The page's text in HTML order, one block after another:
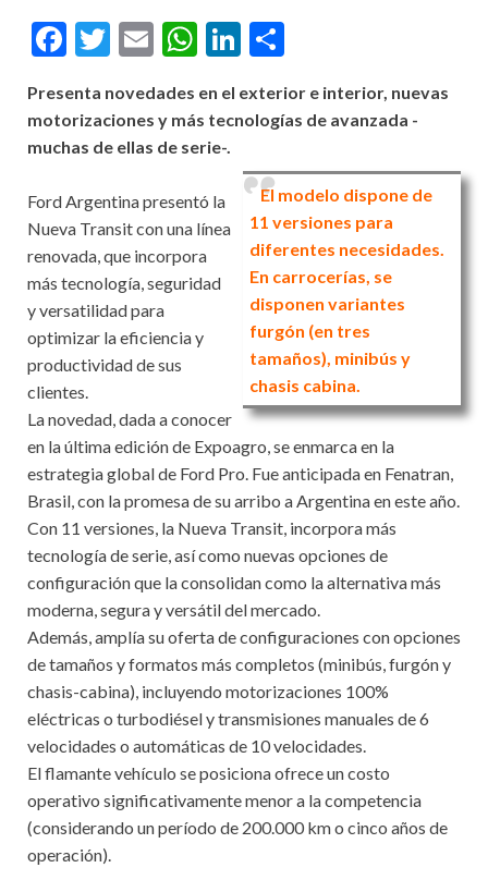
Facebook
Twitter
EmailWhatsApp
LinkedIn
Presenta novedades en el exterior e interior, nuevas
motorizaciones y más tecnologías de avanzada -
muchas de ellas de serie-.
El modelo dispone de
11 versiones para
diferentes necesidades.
En carrocerías, se
disponen variantes
furgón (en tres
tamaños), minibús y
chasis cabina.
Ford Argentina presentó la
Nueva Transit con una línea
renovada, que incorpora
más tecnología, seguridad
y versatilidad para
optimizar la eficiencia y
productividad de sus
clientes.
La novedad, dada a conocer
en la última edición de Expoagro, se enmarca en la
estrategia global de Ford Pro. Fue anticipada en Fenatran,
Brasil, con la promesa de su arribo a Argentina en este año.
Con 11 versiones, la Nueva Transit, incorpora más
tecnología de serie, así como nuevas opciones de
configuración que la consolidan como la alternativa más
moderna, segura y versátil del mercado.
Además, amplía su oferta de configuraciones con opciones
de tamaños y formatos más completos (minibús, furgón y
chasis-cabina), incluyendo motorizaciones 100%
eléctricas o turbodiésel y transmisiones manuales de 6
velocidades o automáticas de 10 velocidades.
El flamante vehículo se posiciona ofrece un costo
operativo significativamente menor a la competencia
(considerando un período de 200.000 km o cinco años de
operación).